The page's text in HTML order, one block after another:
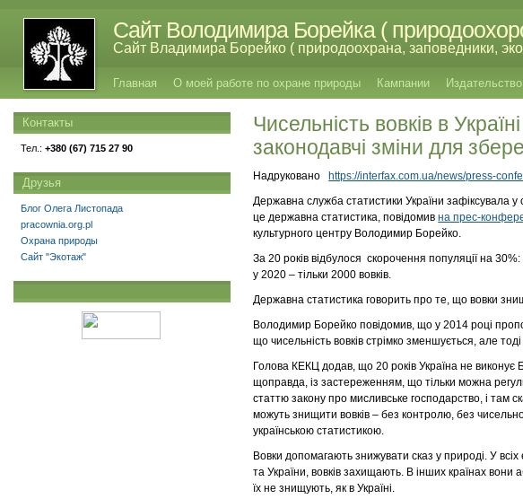
Сайт Володимира Борейка (
Сайт Владимира Борейко ( природоохрана, заповедники,
Главная О моей работе по охране природы Кампании Издательство
Чисельність вовків в
законодавчі зміни для
Надруковано
https://interfax.com.ua/news/press-
Державна служба статистики України зафіксувала у
це державна статистика, повідомивна прес-
культурного центру Володимир Борейко.
За 20 років відбулося скорочення популяції на
у 2020 – тільки 2000 вовків.
Державна статистика говорить про те, що вовки
Володимир Борейко повідомив, що у 2014 році
що чисельність вовків стрімко зменшується, але
Голова КЕКЦ додав, що 20 років Україна не виконує
щоправда, із застереженням, що тільки можна
статтю закону про мисливське господарство, і
можуть знищити вовків – без контролю, без
українською статистикою.
Вовки допомагають знижувати сказ у природі. У
та України, вовків захищають. В інших країнах вони
їх не знищують, як в Україні.
Контакты
Тел.: +380 (67) 715 27 90
Друзья
Блог Олега Листопада
pracownia.org.pl
Охрана природы
Сайт "Экотаж"